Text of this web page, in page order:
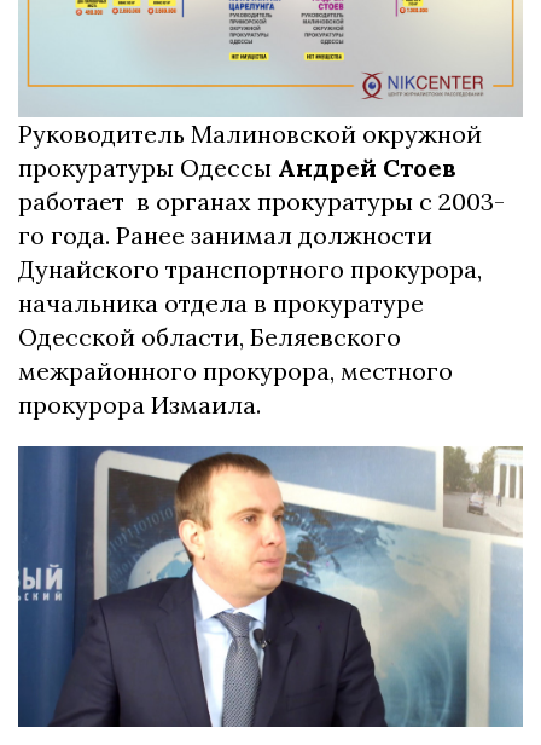
Руководитель Малиновской окружной
прокуратуры Одессы Андрей Стоев
работает в органах прокуратуры с 2003-
го года. Ранее занимал должности
Дунайского транспортного прокурора,
начальника отдела в прокуратуре
Одесской области, Беляевского
межрайонного прокурора, местного
прокурора Измаила.